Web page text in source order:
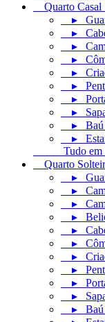
Quarto
▸
▸
▸
▸
▸
▸
▸
▸
▸ Baú
▸
Tudo em
Quarto
▸
▸
▸
▸
▸
▸
▸
▸
▸
▸
▸ Baú